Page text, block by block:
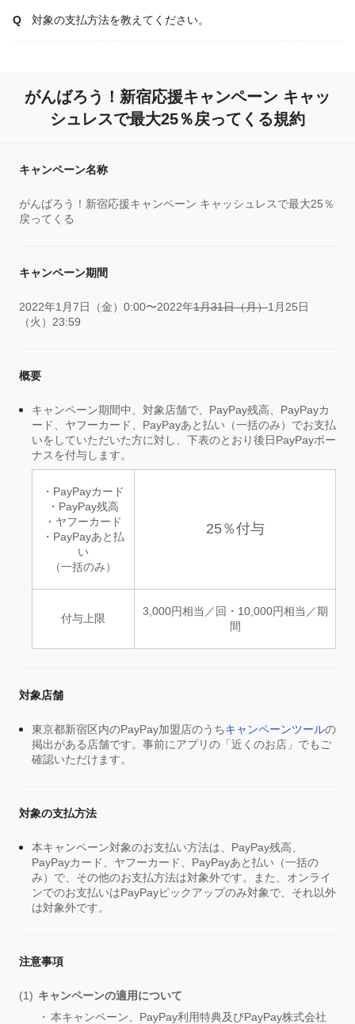
対象の支払方法を教えてください。
がんばろう！新宿応援キャンペーン キャッ
シュレスで最大25％戻ってくる規約
キャンペーン名称
がんばろう！新宿応援キャンペーン キャッシュレスで最大25％
戻ってくる
キャンペーン期間
2022年1月7日（金）0:00〜2022年1月31日（月）1月25日
（火）23:59
概要
キャンペーン期間中、対象店舗で、PayPay残高、PayPayカ
ード、ヤフーカード、PayPayあと払い（一括のみ）でお支払
いをしていただいた方に対し、下表のとおり後日PayPayボー
ナスを付与します。
・PayPayカード
・PayPay残高
・ヤフーカード
・PayPayあと払
い
（一括のみ）
25％付与
付与上限
3,000円相当／回・10,000円相当／期
間
対象店舗
東京都新宿区内のPayPay加盟店のうちキャンペーンツールの
掲出がある店舗です。事前にアプリの「近くのお店」でもご
確認いただけます。
対象の支払方法
本キャンペーン対象のお支払い方法は、PayPay残高、
PayPayカード、ヤフーカード、PayPayあと払い（一括の
み）で、その他のお支払方法は対象外です。また、オンライ
ンでのお支払いはPayPayピックアップのみ対象で、それ以外
は対象外です。
注意事項
キャンペーンの適用について
本キャンペーン、PayPay利用特典及びPayPay株式会社